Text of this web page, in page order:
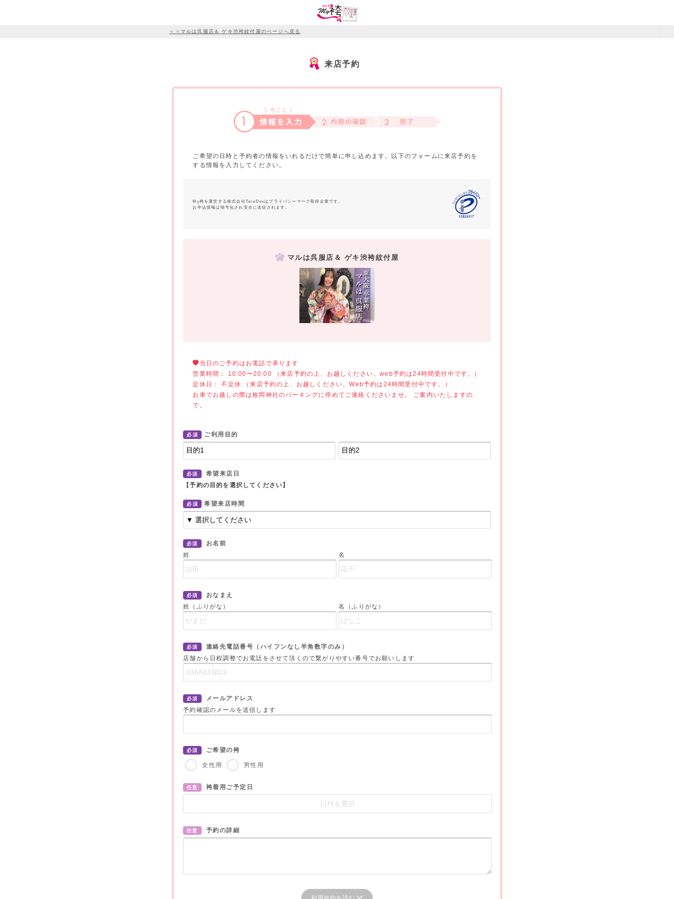
＜＜マルは呉服店＆ ゲキ渋袴紋付屋のページへ戻る
来店予約
ご希望の日時と予約者の情報をいれるだけで簡単に申し込めます。以下のフォームに来店予約を
する情報を入力してください。
My袴を運営する株式会社TeraDoxはプライバシーマーク取得企業です。
お申込情報は暗号化され安全に送信されます。
マルは呉服店＆ ゲキ渋袴紋付屋
当日のご予約はお電話で承ります
営業時間： 10:00〜20:00 （来店予約の上、お越しください。web予約は24時間受付中です。）
定休日： 不定休 （来店予約の上、お越しください。Web予約は24時間受付中です。）
お車でお越しの際は枚岡神社のパーキングに停めてご連絡くださいませ。 ご案内いたしますの
で。
必須 ご利用目的
必須
希望来店日
【予約の目的を選択してください】
必須 希望来店時間
必須
お名前
姓
名
必須
おなまえ
姓（ふりがな）
名（ふりがな）
必須
連絡先電話番号（ハイフンなし半角数字のみ）
店舗から日程調整でお電話をさせて頂くので繋がりやすい番号でお願いします
必須
メールアドレス
予約確認のメールを送信します
必須 ご希望の袴
女性用 男性用
任意 袴着用ご予定日
任意 予約の詳細